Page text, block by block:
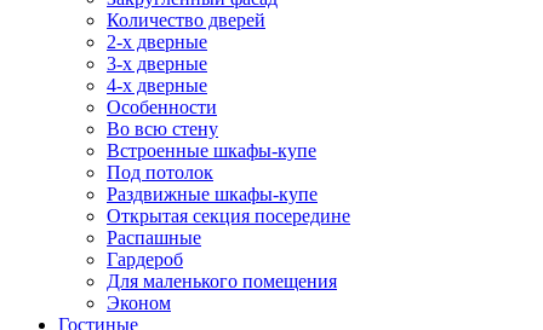
Количество дверей
2-х дверные
3-х дверные
4-х дверные
Особенности
Во всю стену
Встроенные шкафы-купе
Под потолок
Раздвижные шкафы-купе
Открытая секция посередине
Распашные
Гардероб
Для маленького помещения
Эконом
Гостиные